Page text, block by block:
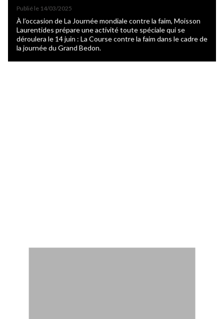
Publié le 14/03/2025
À l’occasion de La Journée mondiale contre la faim, Moisson
Laurentides prépare une activité toute spéciale qui se
déroulera le 14 juin : La Course contre la faim dans le cadre de
la journée du Grand Bedon.